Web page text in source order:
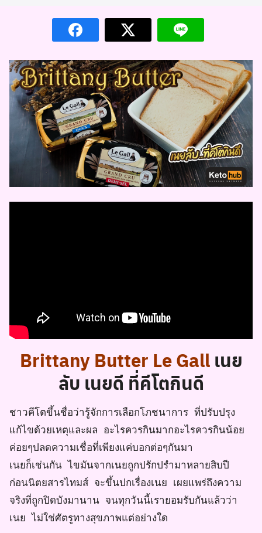
Brittany Butter Le Gallเนย
ลับ เนยดี ที่คีโตกินดี
ชาวคีโตขึ้นชื่อว่ารู้จักการเลือกโภชนาการ ที่ปรับปรุง
แก้ไขด้วยเหตุและผล อะไรควรกินมากอะไรควรกินน้อย
ค่อยๆปลดความเชื่อที่เพียงแค่บอกต่อๆกันมา
เนยก็เช่นกัน ไขมันจากเนยถูกปรักปรำมาหลายสิบปี
ก่อนนิตยสารไทมส์ จะขึ้นปกเรื่องเนย เผยแพร่ถึงความ
จริงที่ถูกปิดบังมานาน จนทุกวันนี้เรายอมรับกันแล้วว่า
เนย ไม่ใช่ศัตรูทางสุขภาพแต่อย่างใด